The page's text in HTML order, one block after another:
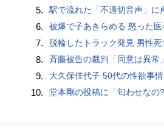
5. 駅で流れた「不適切音声」に
6. 被爆で子あきらめる 怒った医
7. 脱輪したトラック発見 男性死
8. 斉藤被告の裁判「同意は異常」
9. 大久保佳代子 50代の性欲事情
10. 堂本剛の投稿に「匂わせなの?